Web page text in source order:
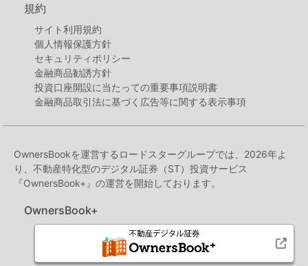
規約
サイト利用規約
個人情報保護方針
セキュリティポリシー
金融商品勧誘方針
投資口座開設に当たっての重要事項説明書
金融商品取引法に基づく広告等に関する表示事項
OwnersBookを運営するロードスターグループでは、2026年よ
り、不動産特化型のデジタル証券（ST）投資サービス
『OwnersBook+』の運営を開始しております。
OwnersBook+